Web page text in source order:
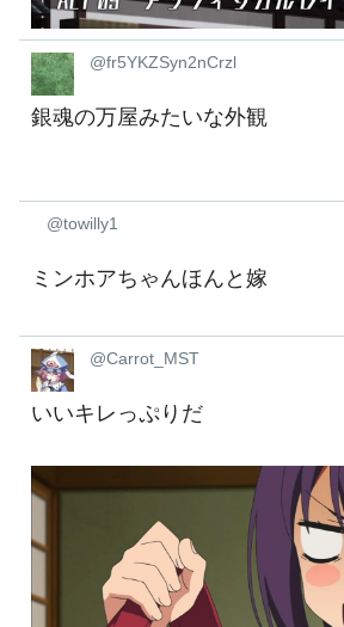
@fr5YKZSyn2nCrzl
銀魂の万屋みたいな外観
@towilly1
ミンホアちゃんほんと嫁
@Carrot_MST
いいキレっぷりだ